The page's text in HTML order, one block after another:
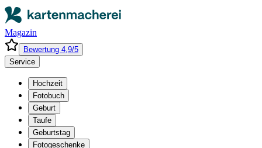
Magazin
Bewertung 4,9/5
Service
Hochzeit
Fotobuch
Geburt
Taufe
Geburtstag
Fotogeschenke